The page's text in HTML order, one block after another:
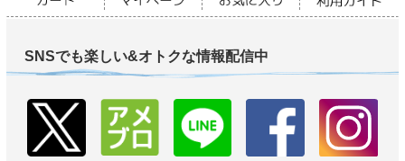
SNSでも楽しい&オトクな情報配信中